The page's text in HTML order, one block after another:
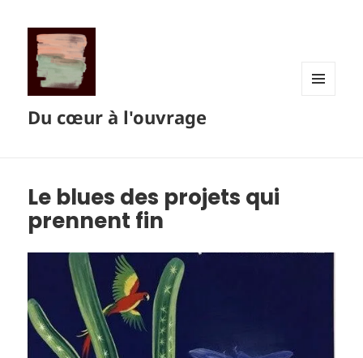
Du cœur à l'ouvrage
Le blues des projets qui
prennent fin